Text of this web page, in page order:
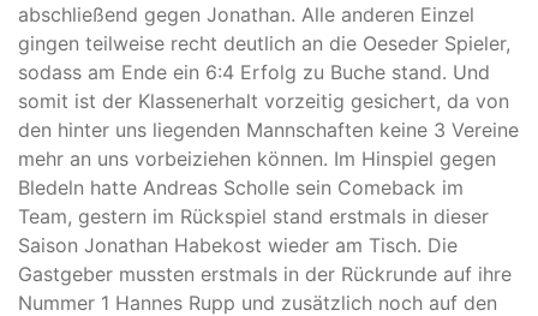
abschließend gegen Jonathan. Alle anderen Einzel
gingen teilweise recht deutlich an die Oeseder Spieler,
sodass am Ende ein 6:4 Erfolg zu Buche stand. Und
somit ist der Klassenerhalt vorzeitig gesichert, da von
den hinter uns liegenden Mannschaften keine 3 Vereine
mehr an uns vorbeiziehen können. Im Hinspiel gegen
Bledeln hatte Andreas Scholle sein Comeback im
Team, gestern im Rückspiel stand erstmals in dieser
Saison Jonathan Habekost wieder am Tisch. Die
Gastgeber mussten erstmals in der Rückrunde auf ihre
Nummer 1 Hannes Rupp und zusätzlich noch auf den